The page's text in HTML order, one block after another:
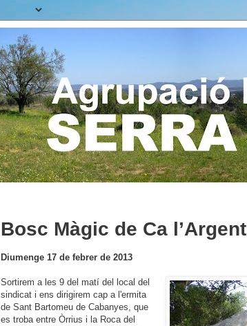
Bosc Màgic de Ca l’Argent
Diumenge 17 de febrer de 2013
Sortirem a les 9 del matí del local del
sindicat i ens dirigirem cap a l'ermita
de Sant Bartomeu de Cabanyes, que
es troba entre Òrrius i la Roca del